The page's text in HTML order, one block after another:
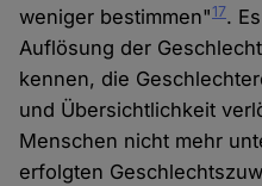
weniger bestimmen"17.
Auflösung der
kennen, die
und Übersichtlichkeit
Menschen nicht mehr
erfolgten